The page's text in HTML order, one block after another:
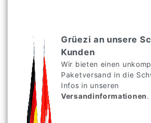
Grüezi an unsere
Kunden
Wir bieten einen
Paketversand in die
Infos in unseren
Versandinformationen.